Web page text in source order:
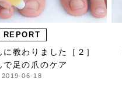
REPORT
教わりました［２］
で足の爪のケア
2019-06-18